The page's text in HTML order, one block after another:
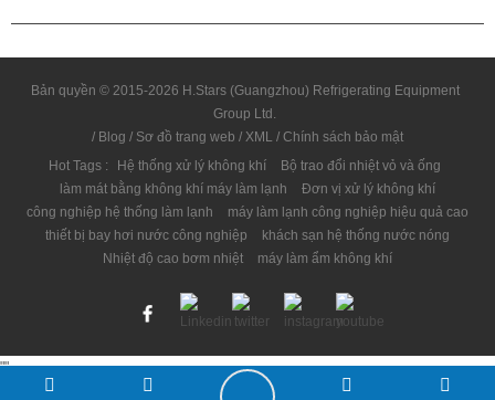
Bản quyền © 2015-2026 H.Stars (Guangzhou) Refrigerating Equipment
Group Ltd.
/ Blog / Sơ đồ trang web / XML / Chính sách bảo mật
Hot Tags :
Hệ thống xử lý không khí
Bộ trao đổi nhiệt vỏ và ống
làm mát bằng không khí máy làm lạnh
Đơn vị xử lý không khí
công nghiệp hệ thống làm lạnh
máy làm lạnh công nghiệp hiệu quả cao
thiết bị bay hơi nước công nghiệp
khách sạn hệ thống nước nóng
Nhiệt độ cao bơm nhiệt
máy làm ẩm không khí
""